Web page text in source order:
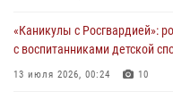
30 июля 2026, 07:18
8 единиц огнестрельного
росгвардейцы у
30 июля 2026, 07:02
«Каникулы с Росгвардией»:
с воспитанниками детской
13 июля 2026, 00:24 10